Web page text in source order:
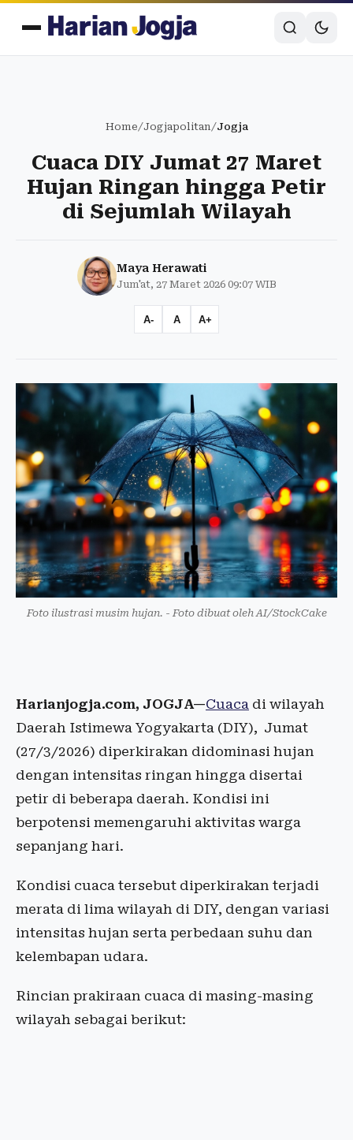
Home/Jogjapolitan/Jogja
Cuaca DIY Jumat 27 Maret
Hujan Ringan hingga Petir
di Sejumlah Wilayah
Maya Herawati
Jum'at, 27 Maret 2026 09:07 WIB
A- A A+
Foto ilustrasi musim hujan. - Foto dibuat oleh AI/StockCake
Harianjogja.com, JOGJA—Cuaca di wilayah
Daerah Istimewa Yogyakarta (DIY), Jumat
(27/3/2026) diperkirakan didominasi hujan
dengan intensitas ringan hingga disertai
petir di beberapa daerah. Kondisi ini
berpotensi memengaruhi aktivitas warga
sepanjang hari.
Kondisi cuaca tersebut diperkirakan terjadi
merata di lima wilayah di DIY, dengan variasi
intensitas hujan serta perbedaan suhu dan
kelembapan udara.
Rincian prakiraan cuaca di masing-masing
wilayah sebagai berikut: